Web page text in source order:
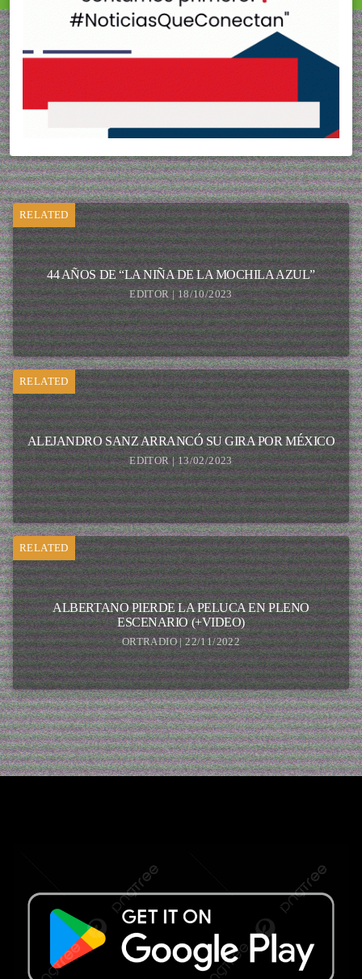
RELATED
44 AÑOS DE “LA NIÑA DE LA MOCHILA AZUL”
EDITOR | 18/10/2023
RELATED
ALEJANDRO SANZ ARRANCÓ SU GIRA POR MÉXICO
EDITOR | 13/02/2023
RELATED
ALBERTANO PIERDE LA PELUCA EN PLENO
ESCENARIO (+VIDEO)
ORTRADIO | 22/11/2022